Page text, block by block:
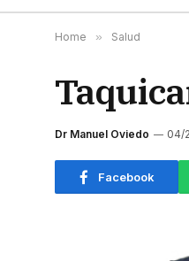
Home » Salud
Dr Manuel Oviedo 04/
Facebook